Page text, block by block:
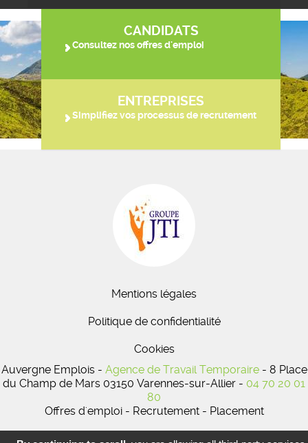
CANDIDATS
Consultez nos offres d'emploi
ENTREPRISES
Simplifiez vos processus de recrutement
Mentions légales
Politique de confidentialité
Cookies
Auvergne Emplois - Agence de Travail Temporaire- 8 Place
du Champ de Mars 03150 Varennes-sur-Allier - 04 70 20 01
80
Offres d'emploi - Recrutement - Placement